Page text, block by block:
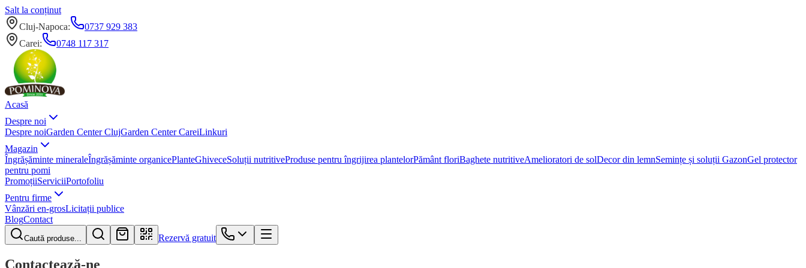
Salt la conținut
Cluj-Napoca:
0737 929 383
Carei: 0748 117 317
Acasă
Despre noi
Despre noiGarden Center ClujGarden Center CareiLinkuri
Magazin
Îngrășăminte mineraleÎngrășăminte organicePlanteGhiveceSoluții nutritiveProduse pentru îngrijirea plantelorPământ floriBaghete nutritiveAmelioratori de solDecor din lemnSemințe și soluții GazonGel protector
pentru pomi
PromoțiiServiciiPortofoliu
Pentru firme
Vânzări en-grosLicitații publice
BlogContact
Caută produse... Rezervă gratuit
Contactează-ne